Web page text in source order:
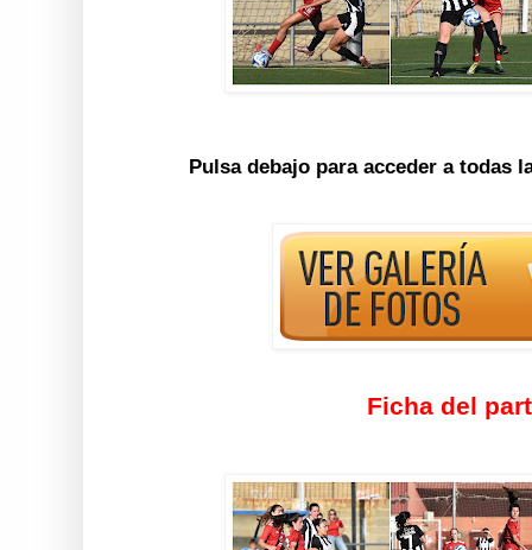
Pulsa debajo para acceder a todas
Ficha del